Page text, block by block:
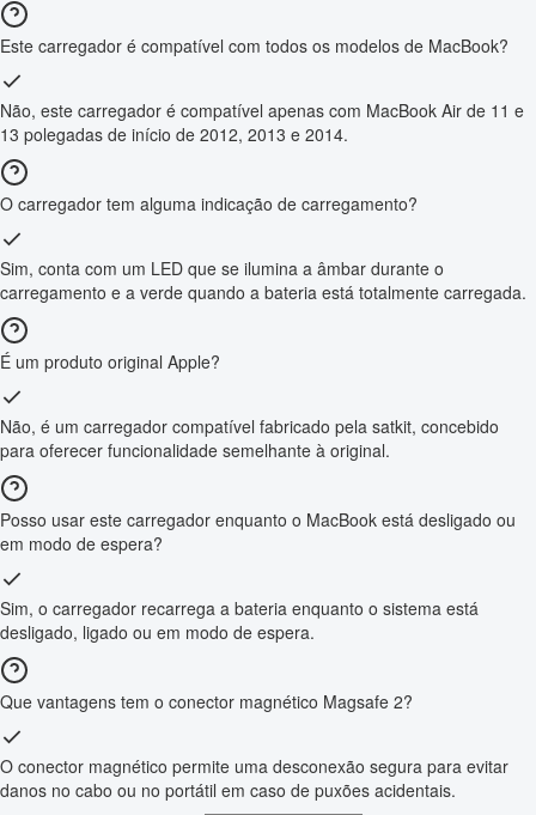
Este carregador é compatível com todos os modelos de MacBook?
Não, este carregador é compatível apenas com MacBook Air de 11 e
13 polegadas de início de 2012, 2013 e 2014.
O carregador tem alguma indicação de carregamento?
Sim, conta com um LED que se ilumina a âmbar durante o
carregamento e a verde quando a bateria está totalmente carregada.
É um produto original Apple?
Não, é um carregador compatível fabricado pela satkit, concebido
para oferecer funcionalidade semelhante à original.
Posso usar este carregador enquanto o MacBook está desligado ou
em modo de espera?
Sim, o carregador recarrega a bateria enquanto o sistema está
desligado, ligado ou em modo de espera.
Que vantagens tem o conector magnético Magsafe 2?
O conector magnético permite uma desconexão segura para evitar
danos no cabo ou no portátil em caso de puxões acidentais.